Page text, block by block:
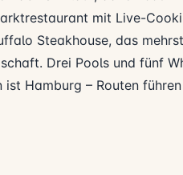
mit Live-
Steakhouse, das
Drei Pools und fünf
ist Hamburg – Routen